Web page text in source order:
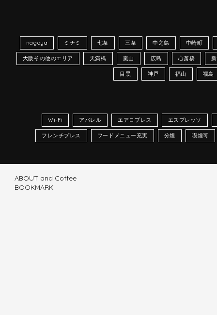
nagoya ミナミ 七条 三条 中之島 中崎町
大阪その他のエリア 天満橋 嵐山 広島 心斎橋
目黒 神戸 福山 福島
Wi-Fi アパレル エアロプレス エスプレッソ
フレンチプレス フードメニュー充実 分煙 喫煙可
ABOUT and Coffee
BOOKMARK